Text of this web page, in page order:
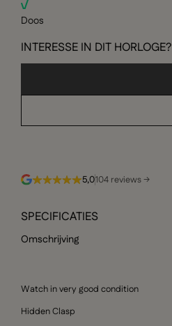
Doos
INTERESSE IN DIT HORLOGE?
5,0104 reviews →
SPECIFICATIES
Omschrijving
Watch in very good condition
Hidden Clasp